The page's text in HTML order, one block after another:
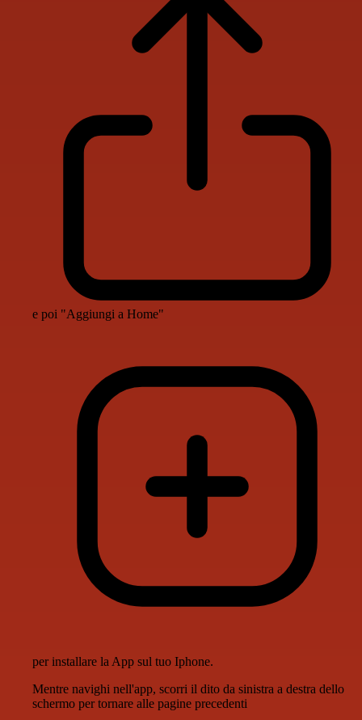
e poi "Aggiungi a Home"
per installare la App sul tuo Iphone.
Mentre navighi nell'app, scorri il dito da sinistra a destra dello
schermo per tornare alle pagine precedenti